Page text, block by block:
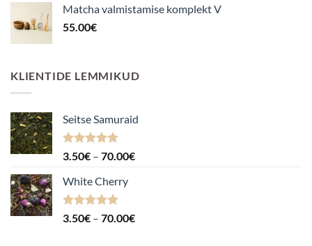
Matcha valmistamise komplekt V
55.00€
KLIENTIDE LEMMIKUD
Seitse Samuraid
Hinnanguga
3.50€ – 70.00€Hinnavahemik:
White Cherry
Hinnanguga
3.50€ – 70.00€Hinnavahemik: